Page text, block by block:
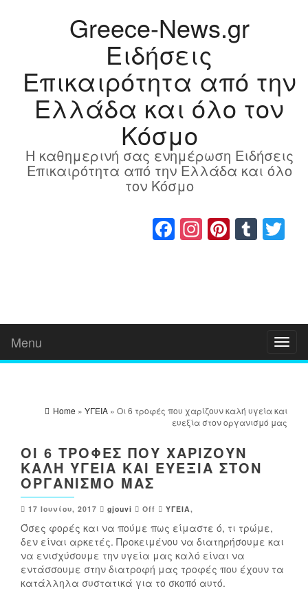
Greece-News.gr
Ειδήσεις
Επικαιρότητα από την
Ελλάδα και όλο τον
Κόσμο
Η καθημερινή σας ενημέρωση Ειδήσεις
Επικαιρότητα από την Ελλάδα και όλο
τον Κόσμο
Facebook
Instagram
Menu
Home » ΥΓΕΙΑ » Oι 6 τροφές που χαρίζουν καλή υγεία και
ευεξία στον οργανισμό μας
OΙ 6 ΤΡΟΦΈΣ ΠΟΥ ΧΑΡΊΖΟΥΝ
ΚΑΛΉ ΥΓΕΊΑ ΚΑΙ ΕΥΕΞΊΑ ΣΤΟΝ
ΟΡΓΑΝΙΣΜΌ ΜΑΣ
17 Ιουνίου, 2017 gjouvi Off ΥΓΕΙΑ,
Όσες φορές και να πούμε πως είμαστε ό, τι τρώμε,
δεν είναι αρκετές. Προκειμένου να διατηρήσουμε και
να ενισχύσουμε την υγεία μας καλό είναι να
εντάσσουμε στην διατροφή μας τροφές που έχουν τα
κατάλληλα συστατικά για το σκοπό αυτό.